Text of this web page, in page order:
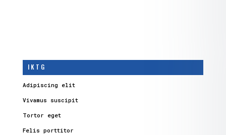
I K T G
Adipiscing elit
Vivamus suscipit
Tortor eget
Felis porttitor